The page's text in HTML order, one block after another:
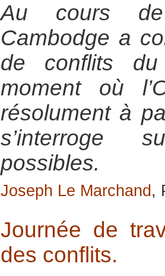
Au cours
Cambodge a
de conflits
moment où
résolument à
s’interroge
possibles.
Joseph Le Marchand ,
Journée de
des conflits.